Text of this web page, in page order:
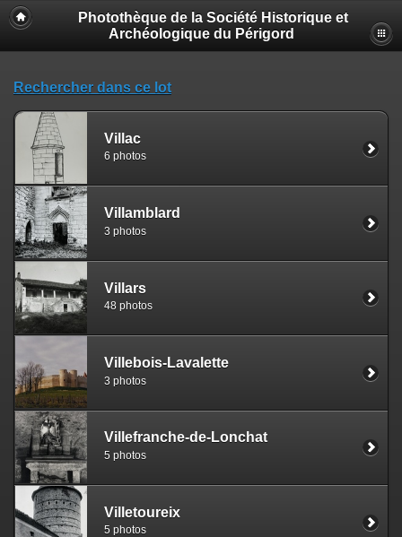
Photothèque de la Société Historique et
Archéologique du Périgord
Rechercher dans ce lot
Villac
6 photos
Villamblard
3 photos
Villars
48 photos
Villebois-Lavalette
3 photos
Villefranche-de-Lonchat
5 photos
Villetoureix
5 photos